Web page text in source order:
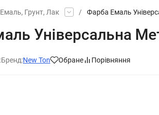
Грунт, Лак / Фарба Емаль
Універсальна
Бренд:New Ton Обране Порівняння